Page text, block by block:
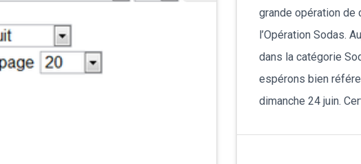
grande opération
l’Opération Sodas.
dans la catégorie
espérons bien
dimanche 24 juin.